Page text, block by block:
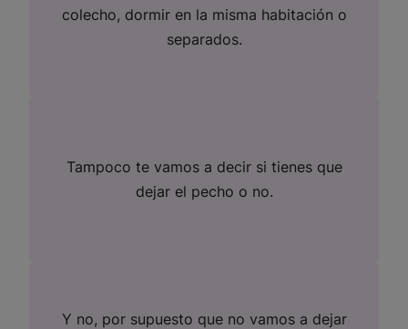
colecho, dormir en la misma habitación o
separados.
Tampoco te vamos a decir si tienes que
dejar el pecho o no.
Y no, por supuesto que no vamos a dejar